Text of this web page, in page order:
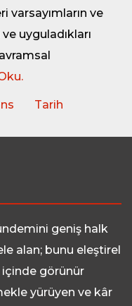
varsayımların ve
uyguladıkları
Tarih
geniş halk
alan; bunu eleştirel
görünür
yürüyen ve kâr